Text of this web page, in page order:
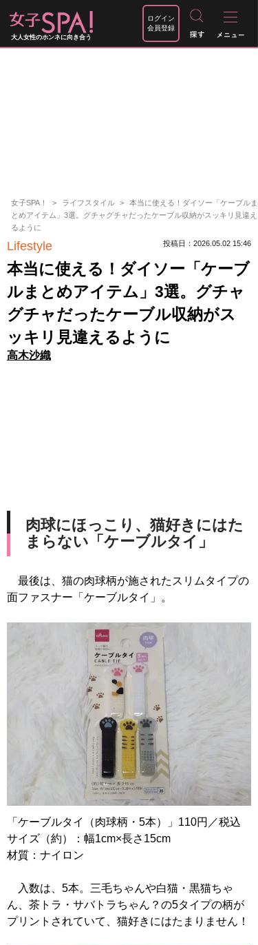
大人女性のホンネに向き合う
ログイン
会員登録
女子SPA！ ライフスタイル
本当に使える！ダイソー「ケーブルま
とめアイテム」3選。グチャグチャだったケーブル収納がスッキリ見違え
るように
Lifestyle 投稿日：2026.05.02 15:46
本当に使える！ダイソー「ケーブ
ルまとめアイテム」3選。グチャ
グチャだったケーブル収納がス
ッキリ見違えるように
高木沙織
肉球にほっこり、猫好きにはた
まらない「ケーブルタイ」
最後は、猫の肉球柄が施されたスリムタイプの
面ファスナー「ケーブルタイ」。
「ケーブルタイ（肉球柄・5本）」110円／税込
サイズ（約）：幅1cm×長さ15cm
材質：ナイロン
入数は、5本。三毛ちゃんや白猫・黒猫ちゃ
ん、茶トラ・サバトラちゃん？の5タイプの柄が
プリントされていて、猫好きにはたまりません！